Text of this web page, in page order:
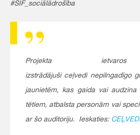
#SIF_sociālādrošība
Projekta
izstrādājuši ceļvedi nepilngadīgo
jaunietēm, kas gaida vai audzina
tētiem, atbalsta personām vai
ar šo auditoriju. Ieskaties: